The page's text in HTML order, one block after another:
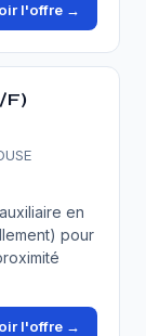
l'offre →
F)
en
pour
l'offre →